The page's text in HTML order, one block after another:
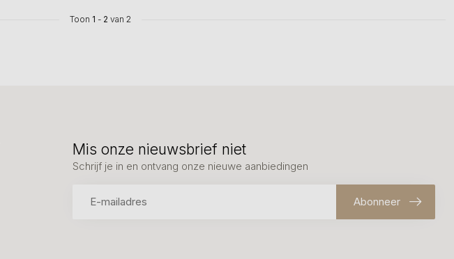
Toon 1 - 2 van 2
Mis onze nieuwsbrief niet
Schrijf je in en ontvang onze nieuwe aanbiedingen
Abonneer